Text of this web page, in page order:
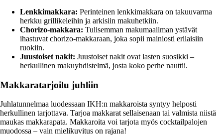
Lenkkimakkara: Perinteinen lenkkimakkara on takuuvarma
herkku grillikeleihin ja arkisiin makuhetkiin.
Chorizo-makkara: Tulisemman makumaailman ystävät
ihastuvat chorizo-makkaraan, joka sopii mainiosti erilaisiin
ruokiin.
Juustoiset nakit: Juustoiset nakit ovat lasten suosikki –
herkullinen makuyhdistelmä, josta koko perhe nauttii.
Makkaratarjoilu juhliin
Juhlatunnelmaa luodessaan IKH:n makkaroista syntyy helposti
herkullinen tarjottava. Tarjoa makkarat sellaisenaan tai valmista niistä
maukas makkarapata. Makkaroita voi tarjota myös cocktailpalojen
muodossa – vain mielikuvitus on rajana!